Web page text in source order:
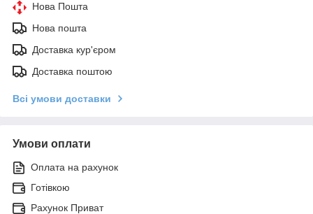
Нова Пошта
Нова пошта
Доставка кур'єром
Доставка поштою
Всі умови доставки
Умови оплати
Оплата на рахунок
Готівкою
Рахунок Приват